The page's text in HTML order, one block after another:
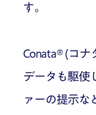
す。
Conata® (コ
データも駆使
ァーの提示な